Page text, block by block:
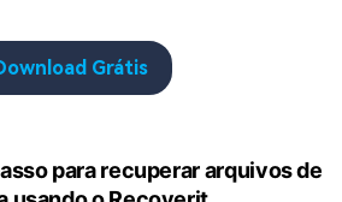
Grátis
para recuperar arquivos de